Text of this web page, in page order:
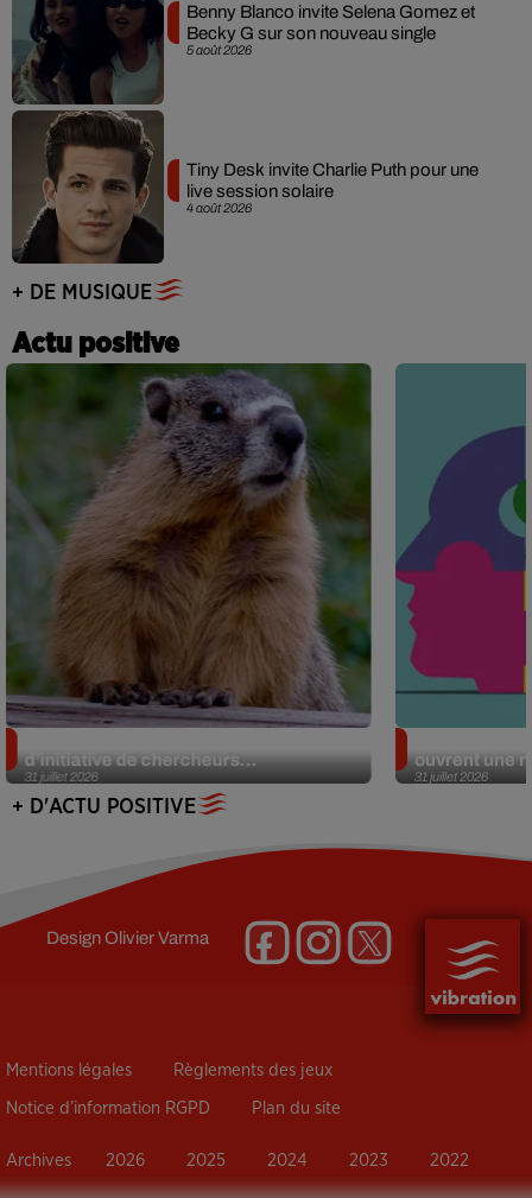
5 août 2026
Benny Blanco invite Selena Gomez et
Becky G sur son nouveau single
4 août 2026
Tiny Desk invite Charlie Puth pour une
live session solaire
+ DE MUSIQUE
Actu positive
31 juillet 2026
d’initiative de chercheurs...
31 juillet 2026
ouvrent une
+ D'ACTU POSITIVE
DesignOlivier Varma
Mentions légales Règlements des jeux
Notice d’information RGPD Plan du site
Archives 2026 2025 2024 2023 2022